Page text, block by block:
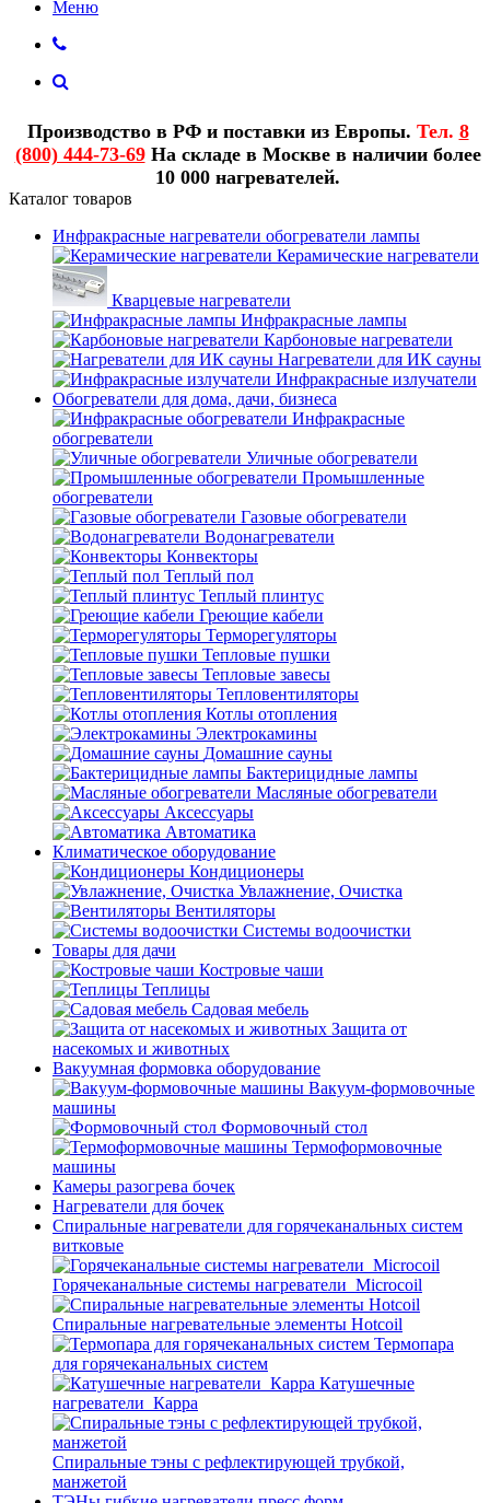
Меню
Производство в РФ и поставки из Европы. Тел. 8
(800) 444-73-69На складе в Москве в наличии более
10 000 нагревателей.
Каталог товаров
Инфракрасные нагреватели обогреватели лампы
Керамические нагреватели
Кварцевые нагреватели
Инфракрасные лампы
Карбоновые нагреватели
Нагреватели для ИК сауны
Инфракрасные излучатели
Обогреватели для дома, дачи, бизнеса
Инфракрасные
обогреватели
Уличные обогреватели
Промышленные
обогреватели
Газовые обогреватели
Водонагреватели
Конвекторы
Теплый пол
Теплый плинтус
Греющие кабели
Терморегуляторы
Тепловые пушки
Тепловые завесы
Тепловентиляторы
Котлы отопления
Электрокамины
Домашние сауны
Бактерицидные лампы
Масляные обогреватели
Аксессуары
Автоматика
Климатическое оборудование
Кондиционеры
Увлажнение, Очистка
Вентиляторы
Системы водоочистки
Товары для дачи
Костровые чаши
Теплицы
Садовая мебель
Защита от
насекомых и животных
Вакуумная формовка оборудование
Вакуум-формовочные
машины
Формовочный стол
Термоформовочные
машины
Камеры разогрева бочек
Нагреватели для бочек
Спиральные нагреватели для горячеканальных систем
витковые
Горячеканальные системы нагреватели_Microcoil
Спиральные нагревательные элементы Hotcoil
Термопара
для горячеканальных систем
Катушечные
нагреватели_Карра
Спиральные тэны с рефлектирующей трубкой,
манжетой